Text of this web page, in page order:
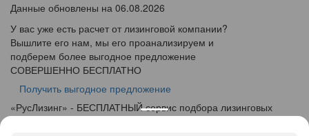
Данные обновлены на 06.08.2026
У вас уже есть расчет от лизинговой компании?
Вышлите его нам, мы его проанализируем и
подберем более выгодное предложение
СОВЕРШЕННО БЕСПЛАТНО
Получить выгодное предложение
«РусЛизинг» - БЕСПЛАТНЫЙ сервис подбора лизинговых